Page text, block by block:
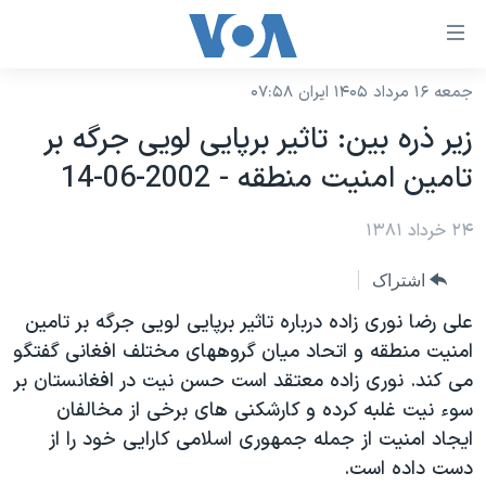
لینکهای
دسترسی
جهش
محتوای
اصلی
صفحه
اصلی
جهش
به
جستجو
نسخه سبک وب‌سایت
موضوع ها
ایران
آمریکا
جهان
ورزشی
گزیده‌ها
ویژه برنامه‌ها
ویدیوها
برنامه های تلویزیونی
جدول برنامه ها
صفحه‌های ویژه
جام جهانی ۲۰۲۶
عملیات خشم حماسی
۲۵۰سالگی آمریکا
بایگانی برنامه‌های تلویزیونی
فرکانس‌های صدای آمریکا
پخش رادیویی
یادگیری زبان انگلیسی
جمعه ۱۶ مرداد ۱۴۰۵ ایران ۰۷:۵۸
زير ذره بين: تاثير برپايی لويی جرگه بر
تامين امنيت منطقه - 2002-06-14
۲۴ خرداد ۱۳۸۱
اشتراک
علی رضا نوری زاده درباره تاثير برپايی لويی جرگه بر تامين
امنيت منطقه و اتحاد ميان گروههای مختلف افغانی گفتگو
می کند. نوری زاده معتقد است حسن نيت در افغانستان بر
سوء نيت غلبه کرده و کارشکنی های برخی از مخالفان
ايجاد امنيت از جمله جمهوری اسلامی کارايی خود را از
دست داده است.